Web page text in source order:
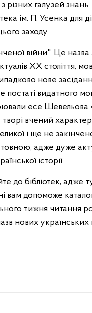
різних галузей
ім. П. Усенка для
заходу.
війни". Це назва
XX століття,
нове
видатного
есе
вчений
і ще не
адже дуже
історії.
до бібліотек, адже
вам допоможе
тижня читання
нових українських